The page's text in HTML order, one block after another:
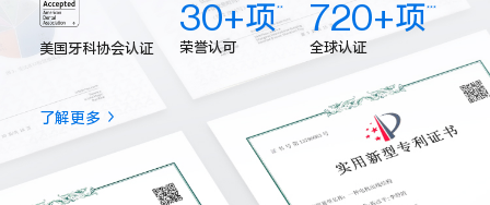
美国牙科协会认证
30+项**
荣誉认可
720+项***
全球认证
了解更多